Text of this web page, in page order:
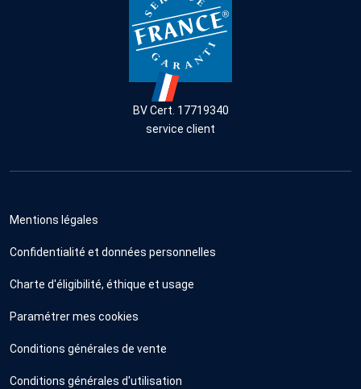
BV Cert. 17719340
service client
Mentions légales
Confidentialité et données personnelles
Charte d'éligibilité, éthique et usage
Paramétrer mes cookies
Conditions générales de vente
Conditions générales d'utilisation